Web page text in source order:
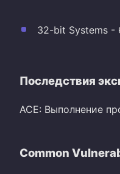
32-bit Systems -
Последствия
ACE: Выполнение
Common